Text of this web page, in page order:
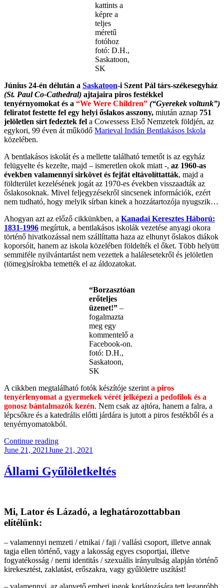
kattints a
képre a
teljes
méretű
fotóhoz
fotó: D.H.,
Saskatoon,
SK
Június 24-én délután a Saskatoon-i Szent Pál társ-székesegyház
(St. Paul Co-Cathedral) ajtajaira piros festékkel
tenyérnyomokat és a “We Were Children” (“Gyerekek voltunk”)
feliratot festette fel egy helyi őslakos asszony, miután aznap 751
jelöletlen sírt fedeztek fel a Cowessess Első Nemzetek földjén, az
egykori, 99 éven át működő Marieval Indián Bentlakásos Iskola
közelében.
A bentlakásos iskolát és a mellette található temetőt is az egyház
felügyelte és kezelte, majd – ismeretlen okok miatt -, az 1960-as
években valamennyi sirkövet és fejfát eltávolíttatták, majd a
földterület kezelésének jogát az 1970-es években visszaadták az
őslakosoknak. Mivel feljegyzésekről sincsenek információk, ezért
nem tudható, hogy melyik sírban kinek a hozzátartozója nyugszik…
Ahogyan azt az előző cikkünkben, a Kanadai Keresztes Háború:
1831-1996 megírtuk, a bentlakásos iskolák vezetése anyagi okora
történő hivatkozással nem szállíttatta haza az elhunyt őslakos diákok
koporsóit, hanem az iskola közelében földelték el őket. Több helyütt
semmiféle nyilvántartást nem vezettek a halálesetekről és jelöletlen
(tömeg)sírokba temették el az áldozatokat.
“Borzasztóan
erőteljes
üzenet!” –
fogalmazta
meg egy
kommentelő a
Facebook-on.
fotó: D.H.,
Saskatoon,
SK
A cikkben megtalálható fotók készítóje szerint a piros
tenyérlenyomat a gyermekek vérét jelképezi a pedofilok és a
gonosz bántalmazók kezén. Nem csak az ajtóra, hanem a falra, a
lépcsőkre és a katedrális előtti járdára is jutott a piros festékből és a
tenyérnyomatokból.
Continue reading“Kanadai
Keresztes
Gyermekek
Voltunk!”
Posted
June 21, 2021June 21, 2021
Állami Gyűlöletkeltés
Mi, Lator és Lázadó, a leghatározottabban
elítélünk:
– valamennyi nemzeti / etnikai / faji / vallási csoport, illetve annak
tagja ellen történő, vagy a lakosság egyes csoportjai, illetve
fogyatékosság / nemi identitás / szexuális irányultság alapján történő
kirekesztést, zaklatást, erőszakra, vagy gyűlöletre uszítást!